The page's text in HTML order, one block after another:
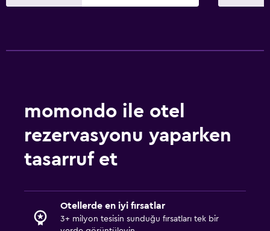
momondo ile otel
rezervasyonu yaparken
tasarruf et
Otellerde en iyi fırsatlar
3+ milyon tesisin sunduğu fırsatları tek bir